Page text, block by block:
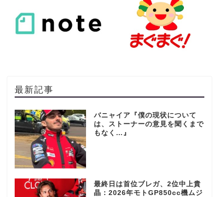
最新記事
バニャイア『僕の現状について
は、ストーナーの意見を聞くまで
もなく…』
最終日は首位ブレガ、2位中上貴
晶：2026年モトGP850cc機ムジ